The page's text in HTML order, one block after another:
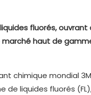
fluorés, ouvrant
haut de
chimique mondial
de liquides fluorés